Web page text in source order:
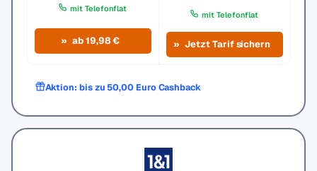
mit Telefonflat
ab 19,98 €
mit Telefonflat
Jetzt Tarif sichern
Aktion: bis zu 50,00 Euro Cashback